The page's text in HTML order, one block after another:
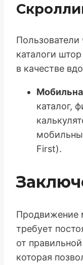
каталоги
в качестве
каталог,
First).
Продвижение
требует
от
которая